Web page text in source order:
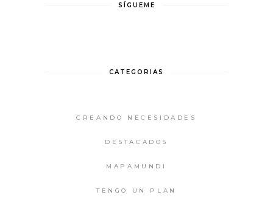
SÍGUEME
CATEGORIAS
CREANDO NECESIDADES
DESTACADOS
MAPAMUNDI
TENGO UN PLAN